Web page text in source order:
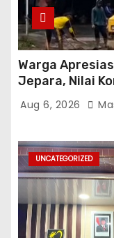
Warga
Jepara, Nilai
Tingkatkan
Aug 6, 2026
UNCATEGORIZED